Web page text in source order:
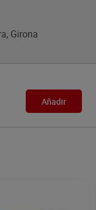
Girona
Añadir